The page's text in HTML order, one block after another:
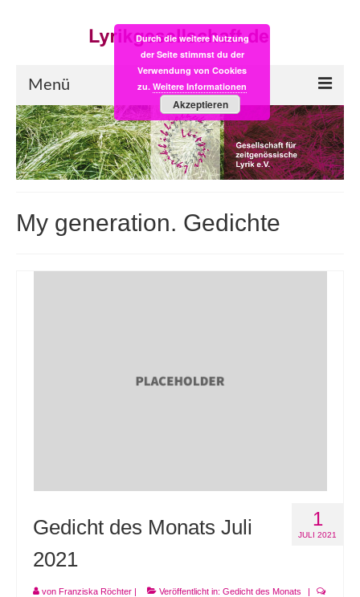
Menü
Start
LYRIK:POST
Einkaufsladen
Lyrikschaufenster im Literaturhaus Leipzig
Mitglied werden
My generation. Gedichte
1
JULI 2021
Gedicht des Monats Juli
2021
von Franziska Röchter | Veröffentlicht in: Gedicht des Monats
|
Durch die weitere Nutzung
der Seite stimmst du der
Verwendung von Cookies
zu. Weitere Informationen
Akzeptieren